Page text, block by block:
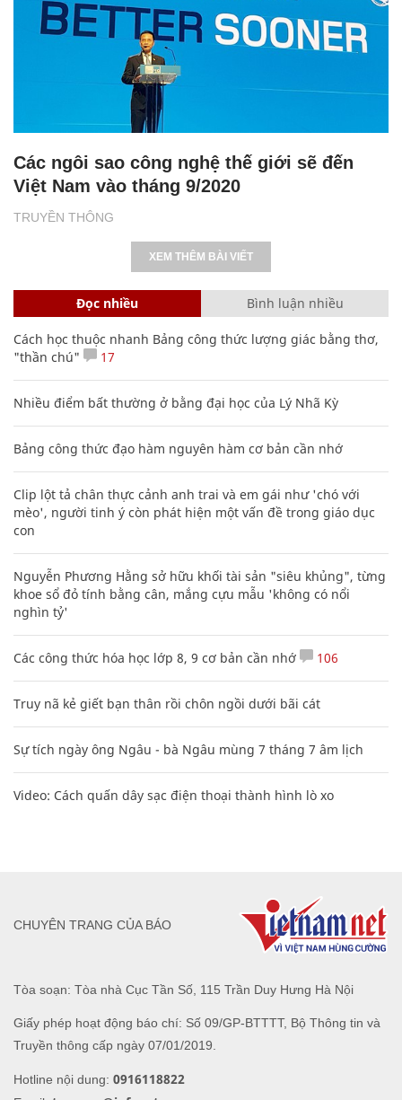
TRUYỀN THÔNG
Các ngôi sao công nghệ thế giới sẽ đến
Việt Nam vào tháng 9/2020
XEM THÊM BÀI VIẾT
Đọc nhiều Bình luận nhiều
Cách học thuộc nhanh Bảng công thức lượng giác bằng thơ,
"thần chú"
17
Nhiều điểm bất thường ở bằng đại học của Lý Nhã Kỳ
Bảng công thức đạo hàm nguyên hàm cơ bản cần nhớ
Clip lột tả chân thực cảnh anh trai và em gái như 'chó với
mèo', người tinh ý còn phát hiện một vấn đề trong giáo dục
con
Nguyễn Phương Hằng sở hữu khối tài sản "siêu khủng", từng
khoe sổ đỏ tính bằng cân, mắng cựu mẫu 'không có nổi
nghìn tỷ'
Các công thức hóa học lớp 8, 9 cơ bản cần nhớ 106
Truy nã kẻ giết bạn thân rồi chôn ngồi dưới bãi cát
Sự tích ngày ông Ngâu - bà Ngâu mùng 7 tháng 7 âm lịch
Video: Cách quấn dây sạc điện thoại thành hình lò xo
Tòa soạn: Tòa nhà Cục Tần Số, 115 Trần Duy Hưng Hà Nội
Giấy phép hoạt động báo chí: Số 09/GP-BTTTT, Bộ Thông tin và
Truyền thông cấp ngày 07/01/2019.
Hotline nội dung: 0916118822
CHUYÊN TRANG CỦA BÁO